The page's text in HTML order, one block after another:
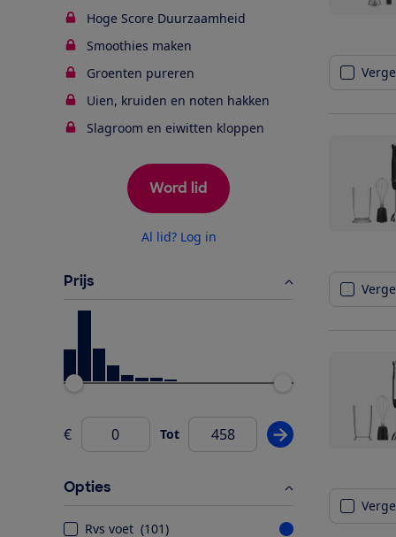
Hoge Score Duurzaamheid
Smoothies maken
Groenten pureren
Uien, kruiden en noten hakken
Slagroom en eiwitten kloppen
Word lid
Al lid? Log in
Prijs
€
Van Tot Pas prijsfilter
Opties
Rvs voet (101)